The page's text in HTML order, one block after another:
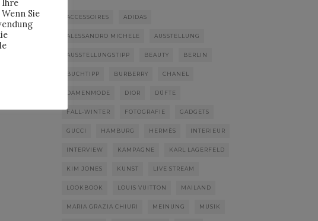
ACCESSOIRES ADIDAS
ALESSANDRO MICHELE AUSSTELLUNG
AUSSTELLUNGSTIPP BEAUTY BERLIN
BUCHTIPP BURBERRY CHANEL
DAMENMODE DIOR DÜFTE
FALL-WINTER FOTOGRAFIE GADGETS
GUCCI HAMBURG HERMÈS INTERIEUR
INTERVIEW KAMPAGNE KARL LAGERFELD
KIM JONES KUNST LIVE STREAM
LOOKBOOK LOUIS VUITTON MAILAND
MARIA GRAZIA CHIURI MEINUNG MUSIK
Ihre
Sie